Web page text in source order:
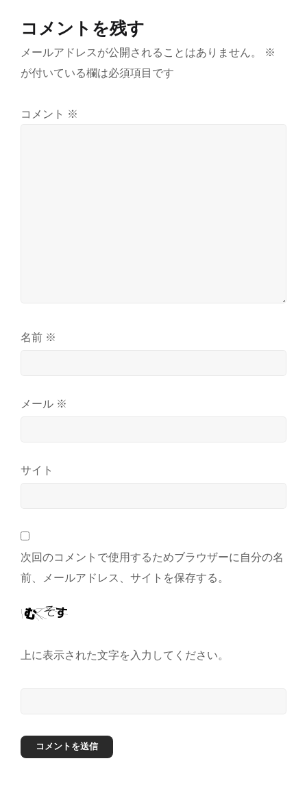
コメントを残す
メールアドレスが公開されることはありません。
※
が付いている欄は必須項目です
コメント ※
名前 ※
メール ※
サイト
次回のコメントで使用するためブラウザーに自分の名
前、メールアドレス、サイトを保存する。
上に表示された文字を入力してください。